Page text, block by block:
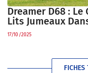
Dreamer D68 :
Lits Jumeaux
17/10/2025
FICHES